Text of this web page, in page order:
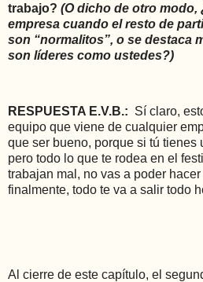
trabajo? (O dicho de otro modo,
empresa cuando el resto de
son “normalitos”, o se destaca
son líderes como ustedes?)
RESPUESTA E.V.B.: Sí claro,
equipo que viene de cualquier
que ser bueno, porque si tú tienes
pero todo lo que te rodea en el
trabajan mal, no vas a poder
finalmente, todo te va a salir todo
Al cierre de este capítulo, el